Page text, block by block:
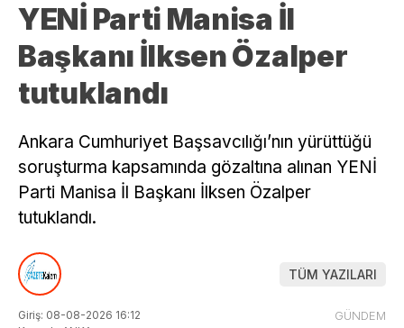
YENİ Parti Manisa İl
Başkanı İlksen Özalper
tutuklandı
Ankara Cumhuriyet Başsavcılığı’nın yürüttüğü
soruşturma kapsamında gözaltına alınan YENİ
Parti Manisa İl Başkanı İlksen Özalper
tutuklandı.
TÜM YAZILARI
Giriş: 08-08-2026 16:12
GÜNDEM